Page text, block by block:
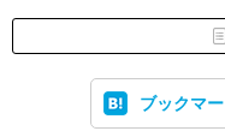
ブックマ